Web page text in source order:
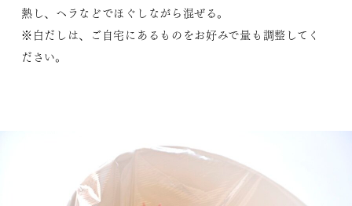
熱し、ヘラなどでほぐしながら混ぜる。
※白だしは、ご自宅にあるものをお好みで量も調整してく
ださい。